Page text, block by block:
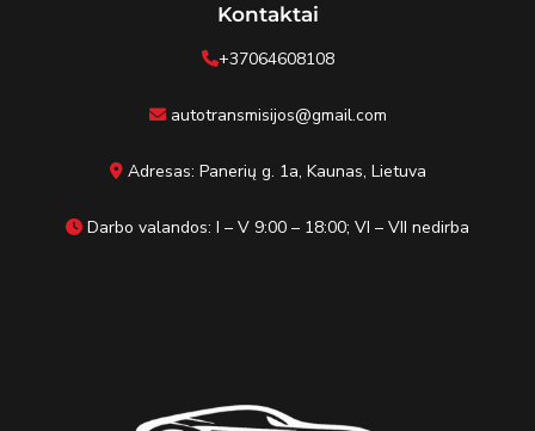
Kontaktai
+37064608108
autotransmisijos@gmail.com
Adresas: Panerių g. 1a, Kaunas, Lietuva
Darbo valandos: I – V 9:00 – 18:00; VI – VII nedirba